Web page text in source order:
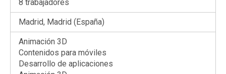
8 trabajadores
Madrid, Madrid (España)
Animación 3D
Contenidos para móviles
Desarrollo de aplicaciones